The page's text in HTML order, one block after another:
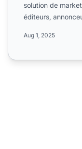
solution de
éditeurs,
Aug 1, 2025